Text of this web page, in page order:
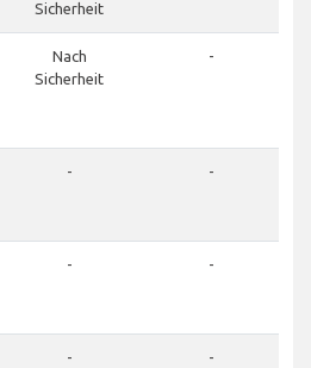
Sicherheit
Nach
Sicherheit
-
- -
- -
- -